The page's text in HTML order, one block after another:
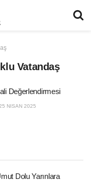
Vatandaş
Değerlendirmesi
NISAN 2025
Dolu Yarınlara